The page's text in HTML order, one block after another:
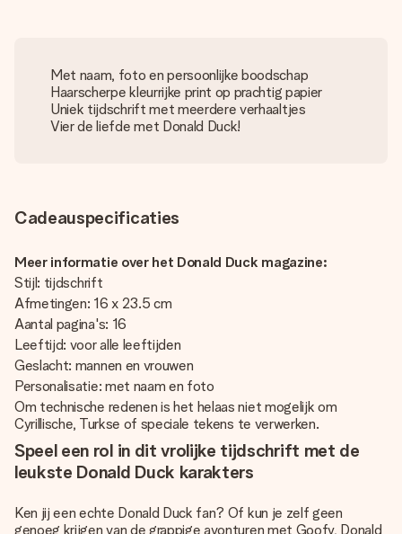
Met naam, foto en persoonlijke boodschap
Haarscherpe kleurrijke print op prachtig papier
Uniek tijdschrift met meerdere verhaaltjes
Vier de liefde met Donald Duck!
Cadeauspecificaties
Meer informatie over het Donald Duck magazine:
Stijl: tijdschrift
Afmetingen: 16 x 23.5 cm
Aantal pagina's: 16
Leeftijd: voor alle leeftijden
Geslacht: mannen en vrouwen
Personalisatie: met naam en foto
Om technische redenen is het helaas niet mogelijk om
Cyrillische, Turkse of speciale tekens te verwerken.
Speel een rol in dit vrolijke tijdschrift met de
leukste Donald Duck karakters
Ken jij een echte Donald Duck fan? Of kun je zelf geen
genoeg krijgen van de grappige avonturen met Goofy, Donald